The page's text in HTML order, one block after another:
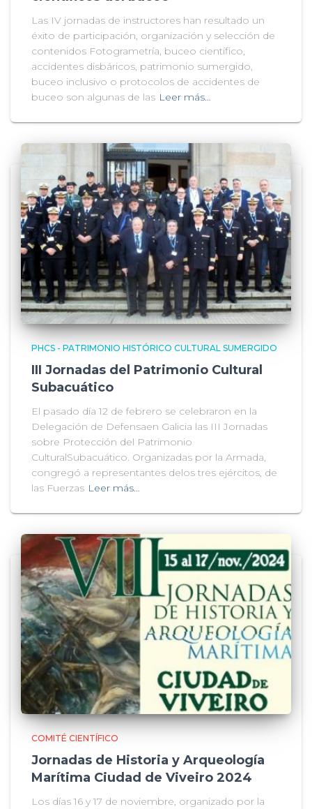
Las IV jornadas de instructores han resultado un
éxito de participación, organización y selección de
contenidos Fotogrametría, buceo científico,
accidentes disbáricos, patrimonio sumergido,
buceo inclusivo o protocolos de accidentes de
buceo son algunas de las Leer más…
PHCS - PATRIMONIO HISTÓRICO CULTURAL SUMERGIDO
III Jornadas del Patrimonio Cultural
Subacuático
El pasado día 12 de febrero se celebraron en la
Delegación de Defensaen Galicia las III Jornadas
sobre Protección del Patrimonio
CulturalSubacuático. Organizadas por la Armada,
congregó a representantes delos tres ejércitos, de
las Fuerzas Leer más…
COMITÉ CIENTÍFICO
Jornadas de Historia y Arqueología
Marítima Ciudad de Viveiro 2024
Los días 16 y 17 de noviembre, organizado por la